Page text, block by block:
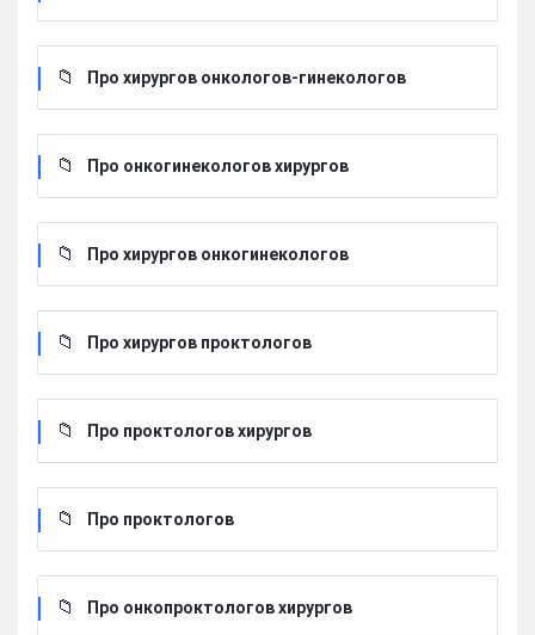
Про хирургов онкологов-гинекологов
Про онкогинекологов хирургов
Про хирургов онкогинекологов
Про хирургов проктологов
Про проктологов хирургов
Про проктологов
Про онкопроктологов хирургов